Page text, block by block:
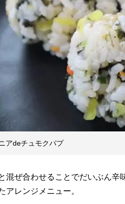
アdeチュモクパプ
ぜ合わせることでだいぶん辛
アレンジメニュー。